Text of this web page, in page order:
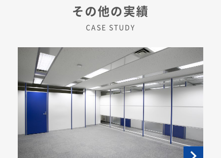
その他の実績
CASE STUDY